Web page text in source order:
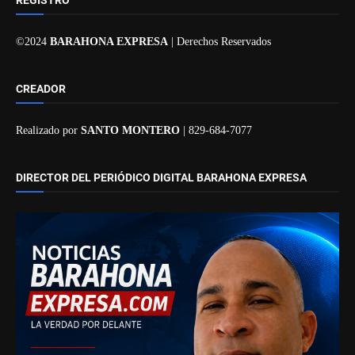
©2024 BARAHONA EXPRESA | Derechos Reservados
CREADOR
Realizado por SANTO MONTERO | 829-684-7077
DIRECTOR DEL PERIÓDICO DIGITAL BARAHONA EXPRESA